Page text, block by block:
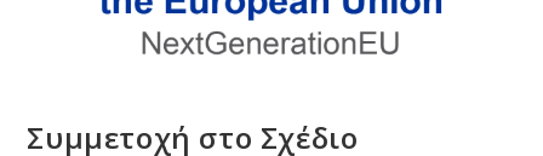
Συμμετοχή στο Σχέδιο